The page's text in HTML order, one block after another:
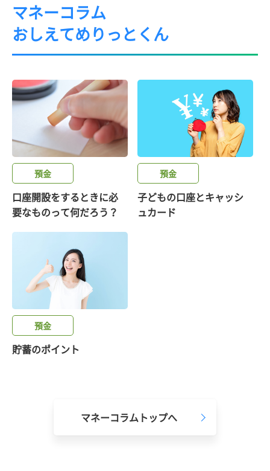
マネーコラム
おしえてめりっとくん
預金
口座開設をするときに必
要なものって何だろう？
預金
子どもの口座とキャッシ
ュカード
預金
貯蓄のポイント
マネーコラムトップへ